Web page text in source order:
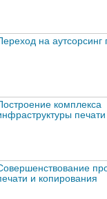
на аутсорсинг
комплекса
печати
и копирования